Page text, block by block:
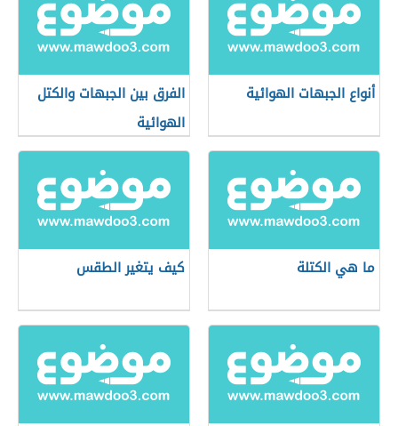
أنواع الجبهات الهوائية
الفرق بين الجبهات والكتل
الهوائية
ما هي الكتلة كيف يتغير الطقس